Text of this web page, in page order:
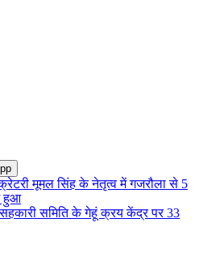
मूमल सिंह के नेतृत्व में गजरौला से 5
हुआ
समिति के गेहूं क्रय केंद्र पर 33